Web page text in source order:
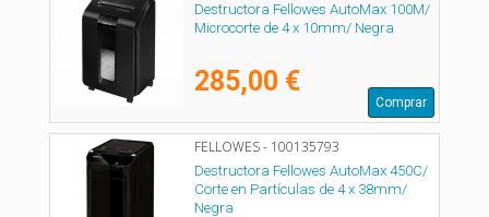
Destructora Fellowes AutoMax 100M/
Microcorte de 4 x 10mm/ Negra
285,00 €
Comprar
FELLOWES - 100135793
Destructora Fellowes AutoMax 450C/
Corte en Partículas de 4 x 38mm/
Negra